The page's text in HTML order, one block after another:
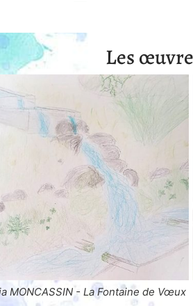
Les
Ethan NUNES - L'Arche de Sourzac